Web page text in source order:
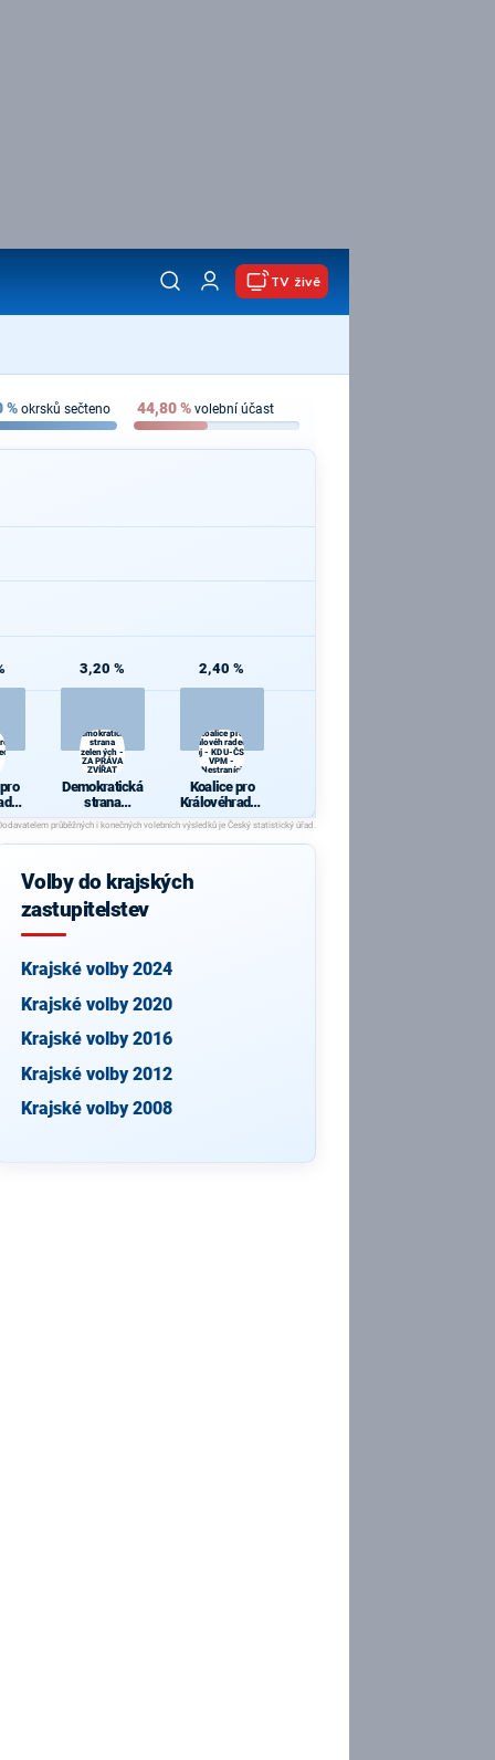
TV živě
% okrsků sečteno 44,80% volební účast
3,20 %
Demokratická
strana
zelených -
ZA PRÁVA
ZVÍŘAT
Demokratická
strana
zelených - ZA
PRÁVA
ZVÍŘAT
2,40 %
Koalice pro
Královéhradecký
kraj - KDU-ČSL -
VPM -
Nestraníci
Koalice pro
Královéhradec
ký kraj - KDU-
ČSL - VPM -
Nestraníci
Volby do krajských
zastupitelstev
Krajské volby 2024
Krajské volby 2020
Krajské volby 2016
Krajské volby 2012
Krajské volby 2008